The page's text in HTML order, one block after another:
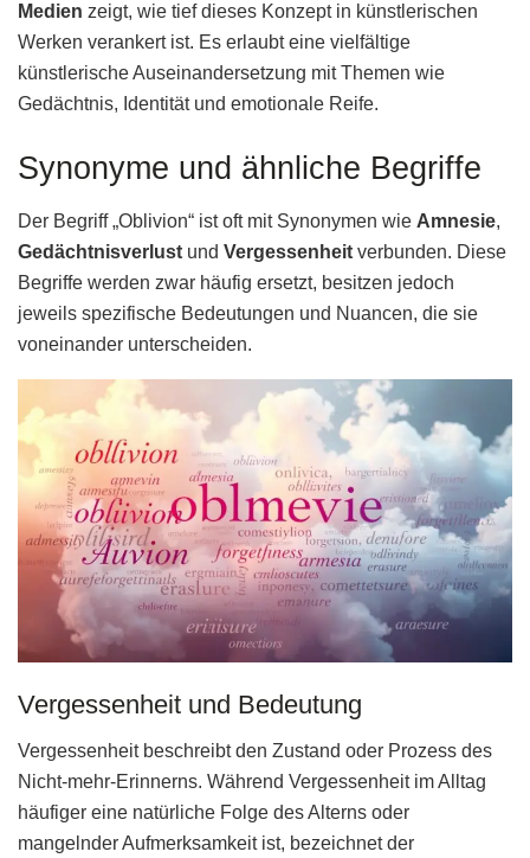
Medien zeigt, wie tief dieses Konzept in künstlerischen
Werken verankert ist. Es erlaubt eine vielfältige
künstlerische Auseinandersetzung mit Themen wie
Gedächtnis, Identität und emotionale Reife.
Synonyme und ähnliche Begriffe
Der Begriff „Oblivion“ ist oft mit Synonymen wie Amnesie,
Gedächtnisverlust und Vergessenheit verbunden. Diese
Begriffe werden zwar häufig ersetzt, besitzen jedoch
jeweils spezifische Bedeutungen und Nuancen, die sie
voneinander unterscheiden.
Vergessenheit und Bedeutung
Vergessenheit beschreibt den Zustand oder Prozess des
Nicht-mehr-Erinnerns. Während Vergessenheit im Alltag
häufiger eine natürliche Folge des Alterns oder
mangelnder Aufmerksamkeit ist, bezeichnet der